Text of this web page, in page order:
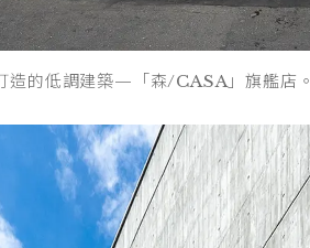
造的低調建築—「森/CASA」旗艦店。